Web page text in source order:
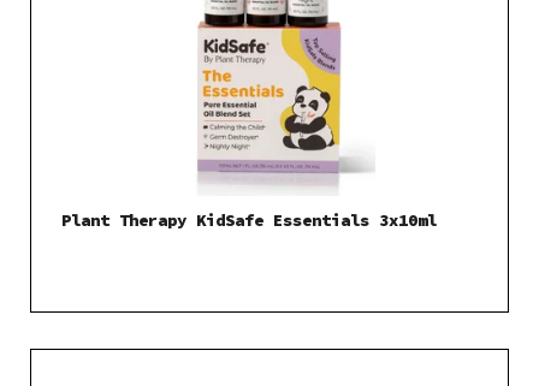
Plant Therapy KidSafe Essentials 3x10ml